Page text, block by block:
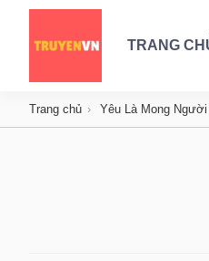
TRANG
Trang chủ Yêu Là Mong